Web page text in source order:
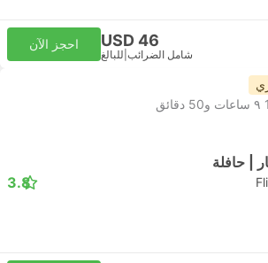
USD 46
شامل الضرائب للبالغ
احجز الآن
٩ ساعات و‫50 دقائق
| حافلة
3.8